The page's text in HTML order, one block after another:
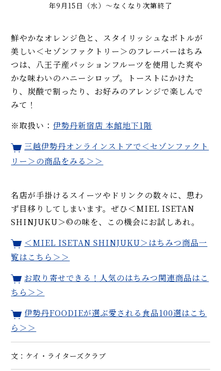
年9月15日（水）～なくなり次第終了
鮮やかなオレンジ色と、スタイリッシュなボトルが
美しい＜セゾンファクトリー＞のフレーバーはちみ
つは、八王子産パッションフルーツを使用した爽や
かな味わいのハニーシロップ。トーストにかけた
り、炭酸で割ったり、お好みのアレンジで楽しんで
みて！
※取扱い： 伊勢丹新宿店 本館地下1階
三越伊勢丹オンラインストアで＜セゾンファクト
リー＞の商品をみる＞＞
名店が手掛けるスイーツやドリンクの数々に、思わ
ず目移りしてしまいます。ぜひ＜MIEL ISETAN
SHINJUKU＞©の味を、この機会にお試しあれ。
＜MIEL ISETAN SHINJUKU＞はちみつ商品一
覧はこちら＞＞
お取り寄せできる！人気のはちみつ関連商品はこ
ちら＞＞
伊勢丹FOODIEが選ぶ愛される食品100選はこち
ら＞＞
文：ケイ・ライターズクラブ